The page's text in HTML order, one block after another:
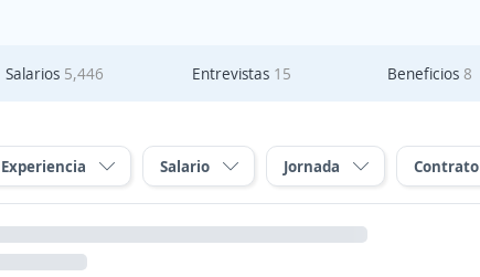
Salarios 5,446 Entrevistas 15 Beneficios 8
Experiencia Salario Jornada Contrato